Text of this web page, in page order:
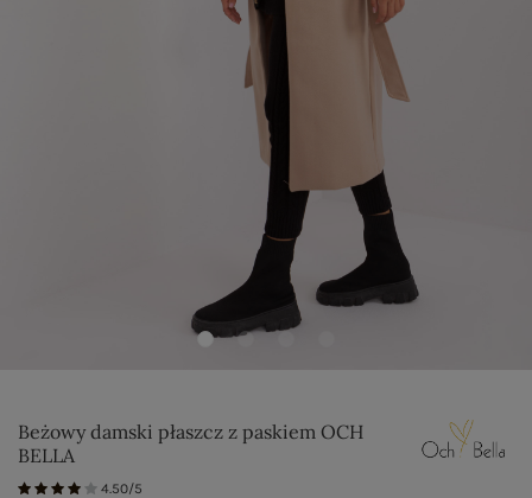
Beżowy damski płaszcz z paskiem OCH
BELLA
4.50/5